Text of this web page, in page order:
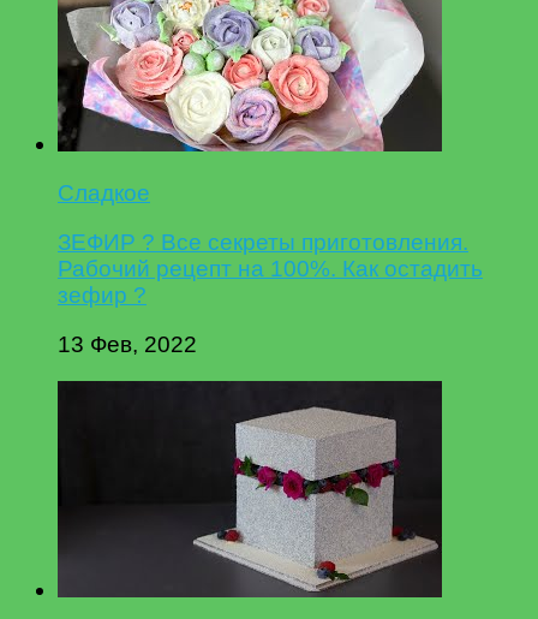
Сладкое
ЗЕФИР ? Все секреты приготовления.
Рабочий рецепт на 100%. Как остадить
зефир ?
13 Фев, 2022